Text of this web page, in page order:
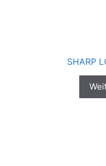
SHARP